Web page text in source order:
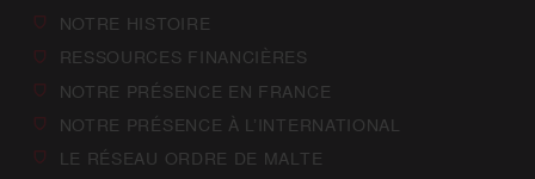
NOTRE HISTOIRE
RESSOURCES FINANCIÈRES
NOTRE PRÉSENCE EN FRANCE
NOTRE PRÉSENCE À L’INTERNATIONAL
LE RÉSEAU ORDRE DE MALTE